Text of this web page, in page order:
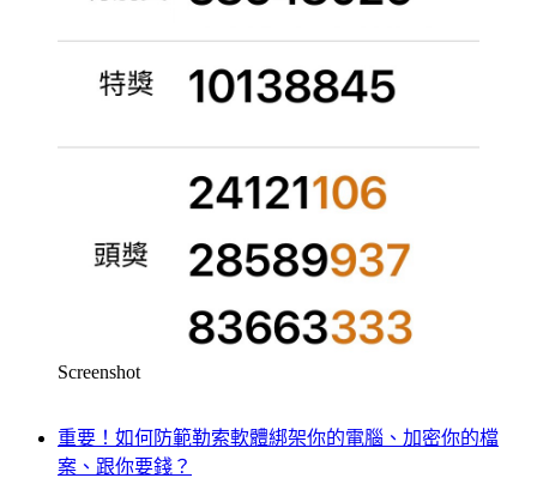
Screenshot
重要！如何防範勒索軟體綁架你的電腦、加密你的檔
案、跟你要錢？